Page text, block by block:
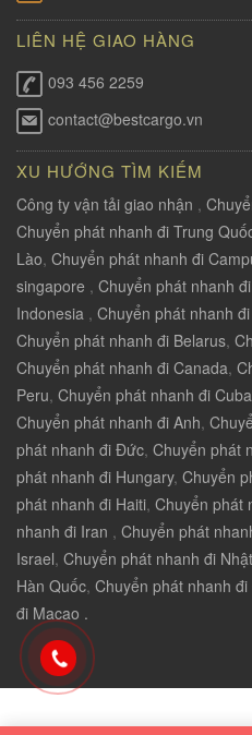
LIÊN HỆ GIAO HÀNG
093 456 2259
contact@bestcargo.vn
XU HƯỚNG TÌM KIẾM
Công ty vận tải giao nhận ,
Chuyển phát nhanh đi Trung
Lào, Chuyển phát nhanh đi
singapore , Chuyển phát nhanh
Indonesia , Chuyển phát nhanh
Chuyển phát nhanh đi Belarus,
Chuyển phát nhanh đi Canada,
Peru, Chuyển phát nhanh đi Cuba
Chuyển phát nhanh đi Anh,
phát nhanh đi Đức, Chuyển phát
phát nhanh đi Hungary, Chuyển
phát nhanh đi Haiti, Chuyển phát
nhanh đi Iran , Chuyển phát
Israel, Chuyển phát nhanh đi
Hàn Quốc, Chuyển phát nhanh
đi Macao .